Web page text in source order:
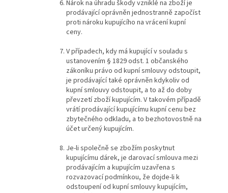
Nárok na úhradu škody vzniklé na zboží je
prodávající oprávněn jednostranně započíst
proti nároku kupujícího na vrácení kupní
ceny.
V případech, kdy má kupující v souladu s
ustanovením § 1829 odst. 1 občanského
zákoníku právo od kupní smlouvy odstoupit,
je prodávající také oprávněn kdykoliv od
kupní smlouvy odstoupit, a to až do doby
převzetí zboží kupujícím. V takovém případě
vrátí prodávající kupujícímu kupní cenu bez
zbytečného odkladu, a to bezhotovostně na
účet určený kupujícím.
Je-li společně se zbožím poskytnut
kupujícímu dárek, je darovací smlouva mezi
prodávajícím a kupujícím uzavřena s
rozvazovací podmínkou, že dojde-li k
odstoupení od kupní smlouvy kupujícím,